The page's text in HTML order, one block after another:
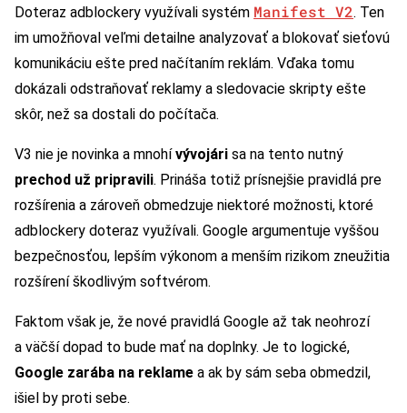
Doteraz adblockery využívali systém Manifest V2. Ten
im umožňoval veľmi detailne analyzovať a blokovať sieťovú
komunikáciu ešte pred načítaním reklám. Vďaka tomu
dokázali odstraňovať reklamy a sledovacie skripty ešte
skôr, než sa dostali do počítača.
V3 nie je novinka a mnohívývojári sa na tento nutný
prechod už pripravili. Prináša totiž prísnejšie pravidlá pre
rozšírenia a zároveň obmedzuje niektoré možnosti, ktoré
adblockery doteraz využívali. Google argumentuje vyššou
bezpečnosťou, lepším výkonom a menším rizikom zneužitia
rozšírení škodlivým softvérom.
Faktom však je, že nové pravidlá Google až tak neohrozí
a väčší dopad to bude mať na doplnky. Je to logické,
Google zarába na reklame a ak by sám seba obmedzil,
išiel by proti sebe.